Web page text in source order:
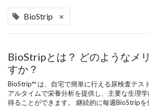
BioStrip ×
BioStripとは？ どのようなメ
すか？
BioStrip™ は、自宅で簡単に行える尿検査テス
アルタイムで栄養分析を提供し、主要な生理
得ることができます。 継続的に毎週BioStrip